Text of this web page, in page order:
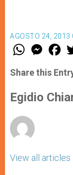
AGOSTO 24, 2013
W
t
s
p
p
M
e
s
e
g
e
F
a
e
b
o
k
Share this
Egidio
View all articles